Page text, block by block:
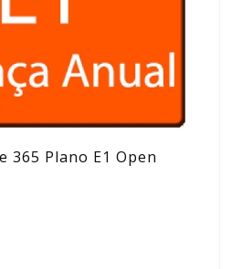
365 Plano E1 Open